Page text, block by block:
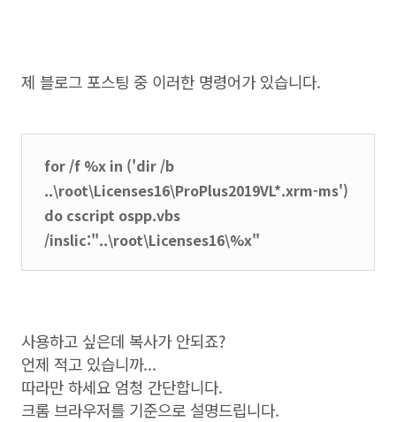
제 블로그 포스팅 중 이러한 명령어가 있습니다.
for /f %x in ('dir /b
..\root\Licenses16\ProPlus2019VL*.xrm-ms')
do cscript ospp.vbs
/inslic:"..\root\Licenses16\%x"
사용하고 싶은데 복사가 안되죠?
언제 적고 있습니까...
따라만 하세요 엄청 간단합니다.
크롬 브라우저를 기준으로 설명드립니다.